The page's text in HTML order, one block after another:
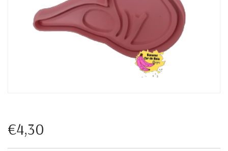
€4,30